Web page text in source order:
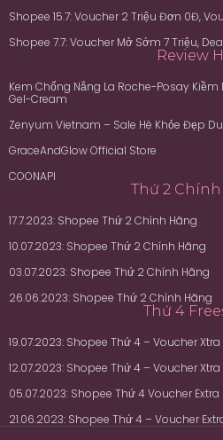
Shopee 15.7: Voucher 2 Triệu Đơn 0Đ,
Shopee 7.7: Voucher Mở Sớm 7 Triệu,
Review
Kem Chống Nắng La Roche-Posay Kiềm
Gel-Cream
Zenyum Vietnam – Sale Hè Khỏe Đẹp
GraceAndGlow Official Store
COONAPI
Thứ 2
17.7.2023: Shopee Thứ 2 Chính Hãng
10.07.2023: Shopee Thứ 2 Chính Hãng
03.07.2023: Shopee Thứ 2 Chính Hãng
26.06.2023: Shopee Thứ 2 Chính Hãng
Thứ 4
19.07.2023: Shopee Thứ 4 – Voucher
12.07.2023: Shopee Thứ 4 – Voucher
05.07.2023: Shopee Thứ 4 Voucher Extra
21.06.2023: Shopee Thứ 4 – Voucher